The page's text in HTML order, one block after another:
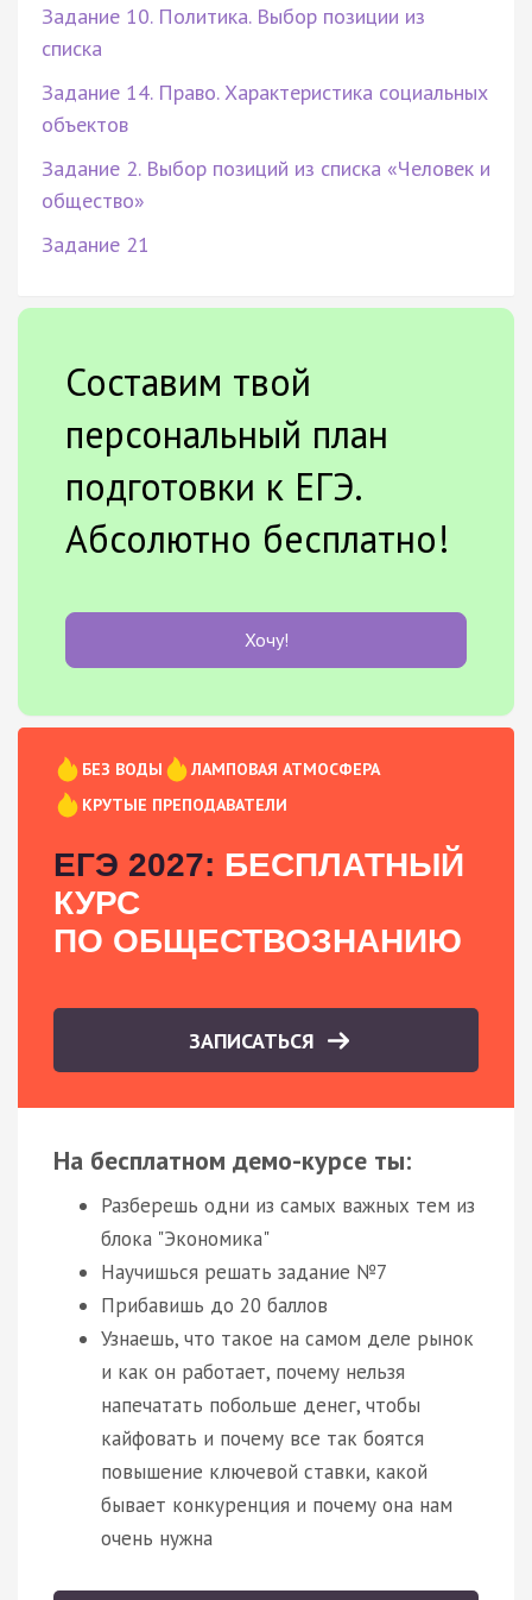
Задание 10. Политика. Выбор позиции из
списка
Задание 14. Право. Характеристика социальных
объектов
Задание 2. Выбор позиций из списка «Человек и
общество»
Задание 21
Составим твой
персональный план
подготовки к ЕГЭ.
Абсолютно бесплатно!
Хочу!
БЕЗ ВОДЫ
ЛАМПОВАЯ АТМОСФЕРА
КРУТЫЕ ПРЕПОДАВАТЕЛИ
ЕГЭ 2027: БЕСПЛАТНЫЙ
КУРС
ПО ОБЩЕСТВОЗНАНИЮ
ЗАПИСАТЬСЯ
На бесплатном демо-курсе ты:
Разберешь одни из самых важных тем из
блока "Экономика"
Научишься решать задание №7
Прибавишь до 20 баллов
Узнаешь, что такое на самом деле рынок
и как он работает, почему нельзя
напечатать побольше денег, чтобы
кайфовать и почему все так боятся
повышение ключевой ставки, какой
бывает конкуренция и почему она нам
очень нужна